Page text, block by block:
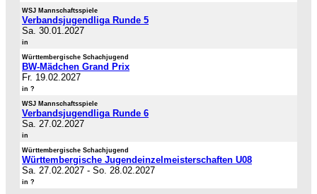
WSJ Mannschaftsspiele
Verbandsjugendliga Runde 5
Sa. 30.01.2027
in
Württembergische Schachjugend
BW-Mädchen Grand Prix
Fr. 19.02.2027
in ?
WSJ Mannschaftsspiele
Verbandsjugendliga Runde 6
Sa. 27.02.2027
in
Württembergische Schachjugend
Württembergische Jugendeinzelmeisterschaften U08
Sa. 27.02.2027 - So. 28.02.2027
in ?